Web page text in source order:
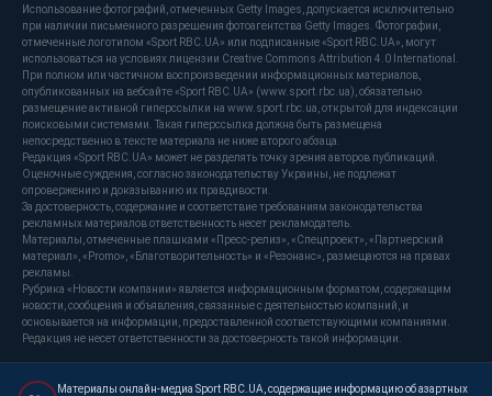
Использование фотографий, отмеченных Getty Images, допускается исключительно
при наличии письменного разрешения фотоагентства Getty Images. Фотографии,
отмеченные логотипом «Sport RBC.UA» или подписанные «Sport RBC.UA», могут
использоваться на условиях лицензии Creative Commons Attribution 4.0 International.
При полном или частичном воспроизведении информационных материалов,
опубликованных на вебсайте «Sport RBC.UA» (www.sport.rbc.ua), обязательно
размещение активной гиперссылки на www.sport.rbc.ua, открытой для индексации
поисковыми системами. Такая гиперссылка должна быть размещена
непосредственно в тексте материала не ниже второго абзаца.
Редакция «Sport RBC.UA» может не разделять точку зрения авторов публикаций.
Оценочные суждения, согласно законодательству Украины, не подлежат
опровержению и доказыванию их правдивости.
За достоверность, содержание и соответствие требованиям законодательства
рекламных материалов ответственность несет рекламодатель.
Материалы, отмеченные плашками «Пресс-релиз», «Спецпроект», «Партнерский
материал», «Promo», «Благотворительность» и «Резонанс», размещаются на правах
рекламы.
Рубрика «Новости компании» является информационным форматом, содержащим
новости, сообщения и объявления, связанные с деятельностью компаний, и
основывается на информации, предоставленной соответствующими компаниями.
Редакция не несет ответственности за достоверность такой информации.
Материалы онлайн-медиа Sport RBC.UA, содержащие информацию об азартных